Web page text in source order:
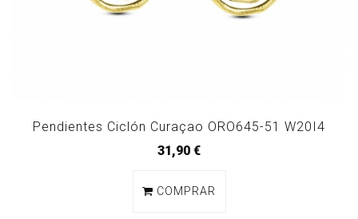
Pendientes Ciclón Curaçao ORO645-51 W20I4
31,90 €
COMPRAR